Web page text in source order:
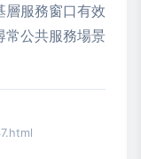
層服務窗口有效
常公共服務場景